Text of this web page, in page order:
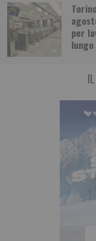
per
A Torino il ricordo
Giovedì 6 agosto alle h
della tragedia di